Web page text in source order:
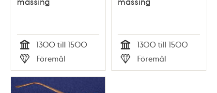
Tid
1300 till 1500
Typ
Föremål Tid
1300 till 1500
Typ
Föremål